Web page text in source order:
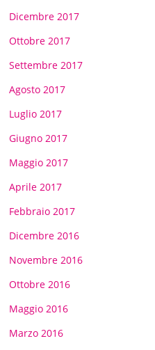
Dicembre 2017
Ottobre 2017
Settembre 2017
Agosto 2017
Luglio 2017
Giugno 2017
Maggio 2017
Aprile 2017
Febbraio 2017
Dicembre 2016
Novembre 2016
Ottobre 2016
Maggio 2016
Marzo 2016